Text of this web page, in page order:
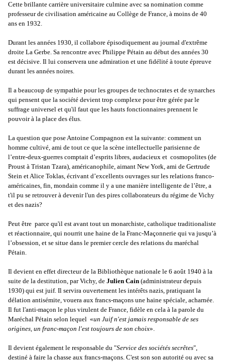
Cette brillante carrière universitaire culmine avec sa nomination comme
professeur de civilisation américaine au Collège de France, à moins de 40
ans en 1932.
Durant les années 1930, il collabore épisodiquement au journal d'extrême
droite La Gerbe. Sa rencontre avec Philippe Pétain au début des années 30
est décisive. Il lui conservera une admiration et une fidélité à toute épreuve
durant les années noires.
Il a beaucoup de sympathie pour les groupes de technocrates et de synarches
qui pensent que la société devient trop complexe pour être gérée par le
suffrage universel et qu'il faut que les hauts fonctionnaires prennent le
pouvoir à la place des élus.
La question que pose Antoine Compagnon est la suivante: comment un
homme cultivé, ami de tout ce que la scène intellectuelle parisienne de
l’entre-deux-guerres comptait d’esprits libres, audacieux et cosmopolites (de
Proust à Tristan Tzara), américanophile, ­aimant New York, ami de Gertrude
Stein et Alice Toklas, écrivant d’excellents ouvrages sur les relations franco-
américaines, fin, mondain comme il y a une manière intelligente de l’être, a
t'il pu se retrouver à devenir l'un des pires collaborateurs du régime de Vichy
et des nazis?
Peut être parce qu'il est avant tout un monarchiste, catholique traditionaliste
et réactionnaire, qui nourrit une haine de la Franc-Maçonnerie qui va jusqu’à
l’obsession, et se situe dans le premier cercle des relations du maréchal
Pétain.
Il devient en effet directeur de la Bibliothèque nationale le 6 août 1940 à la
suite de la destitution, par Vichy, de Julien Cain (administrateur depuis
1930) qui est juif. Il servira ouvertement les intérêts nazis, pratiquant la
délation antisémite, vouera aux francs-maçons une haine spéciale, acharnée.
Il fut l'anti-maçon le plus virulent de France, fidèle en cela à la parole du
Maréchal Pétain selon lequel «un Juif n'est jamais responsable de ses
origines, un franc-maçon l'est toujours de son choix».
Il devient également le responsable du "Service des sociétés secrêtes",
destiné à faire la chasse aux francs-maçons. C'est son son autorité ou avec sa